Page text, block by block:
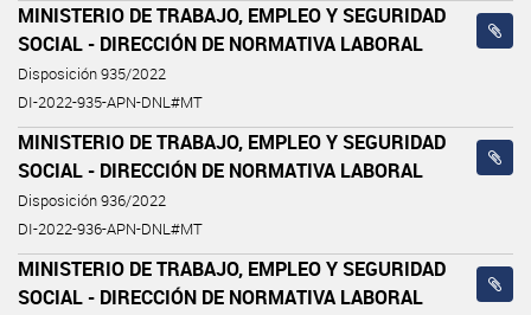
MINISTERIO DE TRABAJO, EMPLEO Y SEGURIDAD
SOCIAL - DIRECCIÓN DE NORMATIVA LABORAL
Disposición 935/2022
DI-2022-935-APN-DNL#MT
MINISTERIO DE TRABAJO, EMPLEO Y SEGURIDAD
SOCIAL - DIRECCIÓN DE NORMATIVA LABORAL
Disposición 936/2022
DI-2022-936-APN-DNL#MT
MINISTERIO DE TRABAJO, EMPLEO Y SEGURIDAD
SOCIAL - DIRECCIÓN DE NORMATIVA LABORAL